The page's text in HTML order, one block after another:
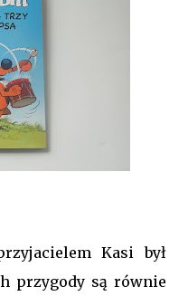
Kasi był
przygody są równie